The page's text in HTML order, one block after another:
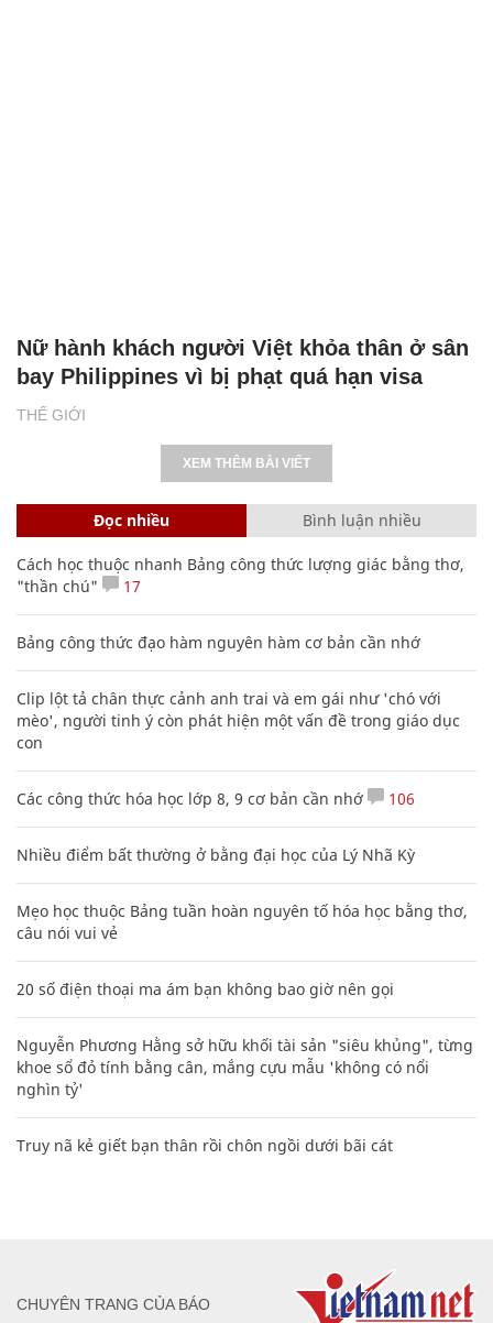
THẾ GIỚI
Nữ hành khách người Việt khỏa thân ở sân
bay Philippines vì bị phạt quá hạn visa
XEM THÊM BÀI VIẾT
Đọc nhiều Bình luận nhiều
Cách học thuộc nhanh Bảng công thức lượng giác bằng thơ,
"thần chú"
17
Bảng công thức đạo hàm nguyên hàm cơ bản cần nhớ
Clip lột tả chân thực cảnh anh trai và em gái như 'chó với
mèo', người tinh ý còn phát hiện một vấn đề trong giáo dục
con
Các công thức hóa học lớp 8, 9 cơ bản cần nhớ 106
Nhiều điểm bất thường ở bằng đại học của Lý Nhã Kỳ
Mẹo học thuộc Bảng tuần hoàn nguyên tố hóa học bằng thơ,
câu nói vui vẻ
20 số điện thoại ma ám bạn không bao giờ nên gọi
Nguyễn Phương Hằng sở hữu khối tài sản "siêu khủng", từng
khoe sổ đỏ tính bằng cân, mắng cựu mẫu 'không có nổi
nghìn tỷ'
Truy nã kẻ giết bạn thân rồi chôn ngồi dưới bãi cát
CHUYÊN TRANG CỦA BÁO